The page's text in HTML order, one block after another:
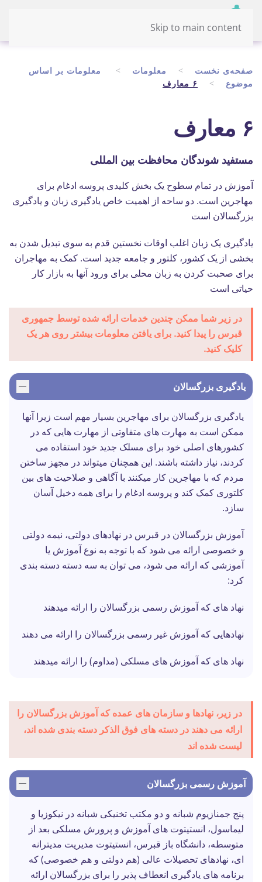
Skip to main content
صفحه‌ی نخست معلومات
معلومات بر اساس
موضوع
۶ معارف
۶ معارف
مستفید شوندگان محافظت بین المللی
آموزش در تمام سطوح یک بخش کلیدی پروسه ادغام برای
مهاجرین است. دو ساحه از اهمیت خاص یادگیری زبان و یادگیری
بزرگسالان است
یادگیری یک زبان اغلب اوقات نخستین قدم به سوی تبدیل شدن به
بخشی از یک کشور، کلتور و جامعه جدید است. کمک به مهاجران
برای صحبت کردن به زبان محلی برای ورود آنها به بازار کار
حیاتی است
در زیر شما ممکن چندین خدمات ارائه شده توسط جمهوری
قبرس را پیدا کنید. برای یافتن معلومات بیشتر روی هر یک
کلیک کنید.
یادگیری بزرگسالان
یادگیری بزرگسالان برای مهاجرین بسیار مهم است زیرا آنها
ممکن است به مهارت های متفاوتی از مهارت هایی که در
کشورهای اصلی خود برای مسلک جدید خود استفاده می
کردند، نیاز داشته باشند. این همچنان میتواند در مجهز ساختن
مردم که با مهاجرین کار میکنند با آگاهی و صلاحیت های بین
کلتوری کمک کند و پروسه ادغام را برای همه دخیل آسان
سازد.
آموزش بزرگسالان در قبرس در نهادهای دولتی، نیمه دولتی
و خصوصی ارائه می شود که با توجه به نوع آموزش یا
آموزشی که ارائه می شود، می توان به سه دسته دسته بندی
کرد:
نهاد های که آموزش رسمی بزرگسالان را ارائه میدهند
نهادهایی که آموزش غیر رسمی بزرگسالان را ارائه می دهند
نهاد های که آموزش های مسلکی (مداوم) را ارائه میدهند
در زیر، نهادها و سازمان های عمده که آموزش بزرگسالان را
ارائه می دهند در دسته های فوق الذکر دسته بندی شده اند،
لیست شده اند
آموزش رسمی بزرگسالان
پنج جمنازیوم شبانه و دو مکتب تخنیکی شبانه در نیکوزیا و
لیماسول، انستیتوت های آموزش و پرورش مسلکی بعد از
متوسطه، دانشگاه باز قبرس، انستیتوت مدیریت مدیترانه
ای، نهادهای تحصیلات عالی (هم دولتی و هم خصوصی) که
برنامه های یادگیری انعطاف پذیر را برای بزرگسالان ارائه